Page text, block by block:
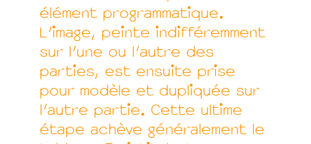
élément programmatique.
L’image, peinte indifféremment
sur l’une ou l’autre des
parties, est ensuite prise
pour modèle et dupliquée sur
l’autre partie. Cette ultime
étape achève généralement le